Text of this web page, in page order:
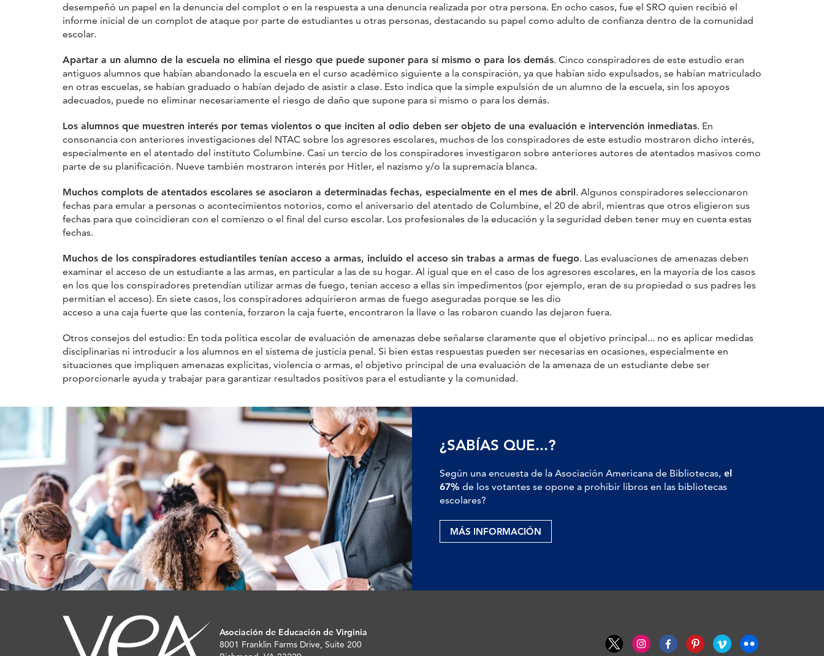
desempeñó un papel en la denuncia del complot o en la respuesta a una denuncia realizada por otra persona. En ocho casos, fue el SRO quien recibió el
informe inicial de un complot de ataque por parte de estudiantes u otras personas, destacando su papel como adulto de confianza dentro de la comunidad
escolar.
Apartar a un alumno de la escuela no elimina el riesgo que puede suponer para sí mismo o para los demás. Cinco conspiradores de este estudio eran
antiguos alumnos que habían abandonado la escuela en el curso académico siguiente a la conspiración, ya que habían sido expulsados, se habían matriculado
en otras escuelas, se habían graduado o habían dejado de asistir a clase. Esto indica que la simple expulsión de un alumno de la escuela, sin los apoyos
adecuados, puede no eliminar necesariamente el riesgo de daño que supone para sí mismo o para los demás.
Los alumnos que muestren interés por temas violentos o que inciten al odio deben ser objeto de una evaluación e intervención inmediatas. En
consonancia con anteriores investigaciones del NTAC sobre los agresores escolares, muchos de los conspiradores de este estudio mostraron dicho interés,
especialmente en el atentado del instituto Columbine. Casi un tercio de los conspiradores investigaron sobre anteriores autores de atentados masivos como
parte de su planificación. Nueve también mostraron interés por Hitler, el nazismo y/o la supremacía blanca.
Muchos complots de atentados escolares se asociaron a determinadas fechas, especialmente en el mes de abril. Algunos conspiradores seleccionaron
fechas para emular a personas o acontecimientos notorios, como el aniversario del atentado de Columbine, el 20 de abril, mientras que otros eligieron sus
fechas para que coincidieran con el comienzo o el final del curso escolar. Los profesionales de la educación y la seguridad deben tener muy en cuenta estas
fechas.
Muchos de los conspiradores estudiantiles tenían acceso a armas, incluido el acceso sin trabas a armas de fuego. Las evaluaciones de amenazas deben
examinar el acceso de un estudiante a las armas, en particular a las de su hogar. Al igual que en el caso de los agresores escolares, en la mayoría de los casos
en los que los conspiradores pretendían utilizar armas de fuego, tenían acceso a ellas sin impedimentos (por ejemplo, eran de su propiedad o sus padres les
permitían el acceso). En siete casos, los conspiradores adquirieron armas de fuego aseguradas porque se les dio
acceso a una caja fuerte que las contenía, forzaron la caja fuerte, encontraron la llave o las robaron cuando las dejaron fuera.
Otros consejos del estudio: En toda política escolar de evaluación de amenazas debe señalarse claramente que el objetivo principal... no es aplicar medidas
disciplinarias ni introducir a los alumnos en el sistema de justicia penal. Si bien estas respuestas pueden ser necesarias en ocasiones, especialmente en
situaciones que impliquen amenazas explícitas, violencia o armas, el objetivo principal de una evaluación de la amenaza de un estudiante debe ser
proporcionarle ayuda y trabajar para garantizar resultados positivos para el estudiante y la comunidad.
¿SABÍAS QUE...?
Según una encuesta de la Asociación Americana de Bibliotecas, el
67% de los votantes se opone a prohibir libros en las bibliotecas
escolares?
MÁS INFORMACIÓN
Asociación de Educación de Virginia
8001 Franklin Farms Drive, Suite 200